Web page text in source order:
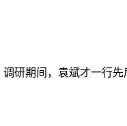
研期间，袁斌才一行